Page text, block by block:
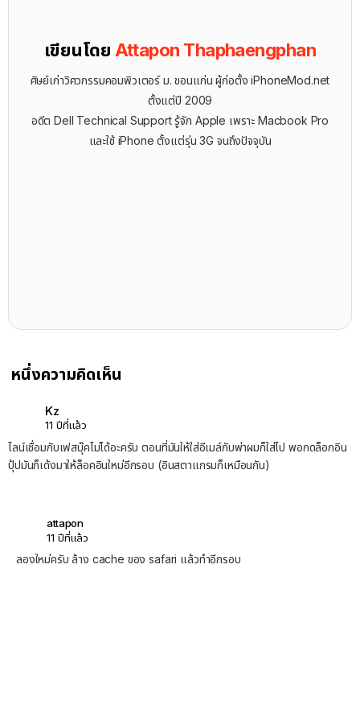
เขียนโดย Attapon Thaphaengphan
ศิษย์เก่าวิศวกรรมคอมพิวเตอร์ ม. ขอนแก่น ผู้ก่อตั้ง iPhoneMod.net
ตั้งแต่ปี 2009
อดีต Dell Technical Support รู้จัก ​Apple เพราะ Macbook Pro
และใช้ iPhone ตั้งแต่รุ่น 3G จนถึงปัจจุบัน
หนึ่งความคิดเห็น
Kz
11 ปีที่แล้ว
ไลน์เชื่อมกับเฟสบุ๊คไม่ได้อะครับ ตอนที่มันให้ใส่อีเมล์กับพ่าผมก็ใส่ไป พอกดล็อกอิน
ปุ้ปมันก็เด้งมาให้ล็อคอินใหม่อีกรอบ (อินสตาแกรมก็เหมือนกัน)
attapon
11 ปีที่แล้ว
ลองใหม่ครับ ล้าง cache ของ safari แล้วทำอีกรอบ